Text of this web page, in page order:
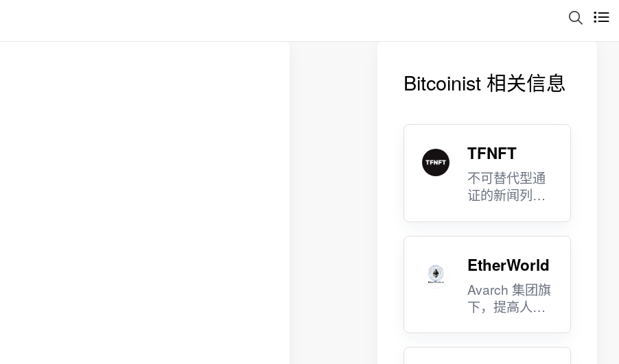
Bitcoinist 相关信息
TFNFT
不可替代型通
证的新闻列
EtherWorld
Avarch 集团旗
下，提高人们